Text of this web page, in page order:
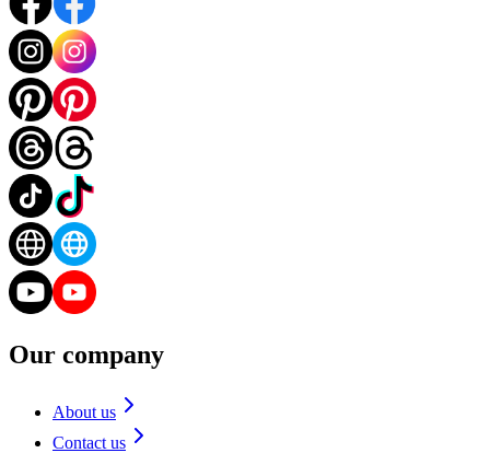
Our company
About us
Contact us